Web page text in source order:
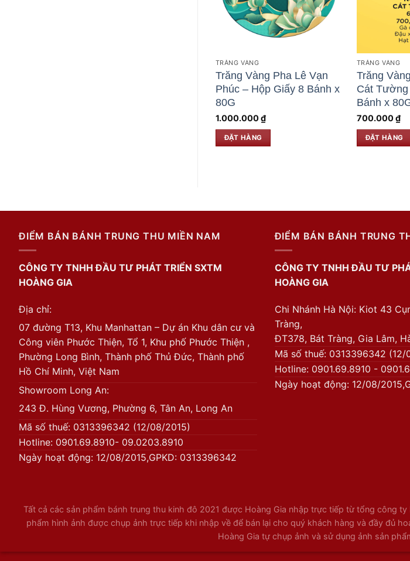
TRĂNG VÀNG
Trăng Vàng Pha Lê Vạn
Phúc – Hộp Giấy 8 Bánh x
80G
1.000.000₫
ĐẶT HÀNG
TRĂNG VÀNG
Trăng
Cát
Bánh x
700.000₫
ĐẶT HÀNG
ĐIỂM BÁN BÁNH TRUNG THU MIỀN NAM
CÔNG TY TNHH ĐẦU TƯ PHÁT TRIỂN SXTM
HOÀNG GIA
Địa chỉ:
07 đường T13, Khu Manhattan – Dự án Khu dân cư và
Công viên Phước Thiện, Tổ 1, Khu phố Phước Thiện ,
Phường Long Bình, Thành phố Thủ Đức, Thành phố
Hồ Chí Minh, Việt Nam
Showroom Long An:
243 Đ. Hùng Vương, Phường 6, Tân An, Long An
Mã số thuế: 0313396342 (12/08/2015)
Hotline: 0901.69.8910- 09.0203.8910
Ngày hoạt động: 12/08/2015,GPKD: 0313396342
ĐIỂM BÁN BÁNH TRUNG
CÔNG TY TNHH ĐẦU TƯ
HOÀNG GIA
Chi Nhánh Hà Nội: Kiot 43
Tràng,
ĐT378, Bát Tràng, Gia Lâm,
Mã số thuế: 0313396342 (12/
Hotline: 0901.69.8910 -
Ngày hoạt động: 12/08/
Tất cả các sản phẩm bánh trung thu kinh đô 2021 được Hoàng Gia nhập trực tiếp từ tổng công
phẩm hình ảnh được chụp ảnh trực tiếp khi nhập về để bán lại cho quý khách hàng và đầy đủ
Hoàng Gia tự chụp ảnh và sử dụng ảnh sản